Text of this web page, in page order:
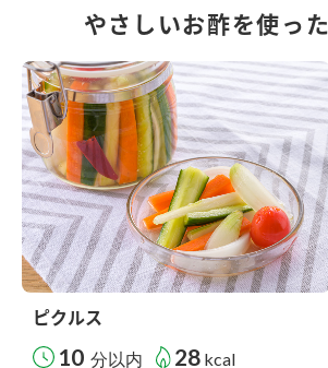
やさしいお酢を使っ
ピクルス
10 分以内 28 kcal